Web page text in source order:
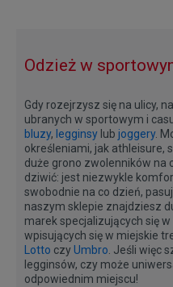
Odzież w
Gdy rozejrzysz się na ulicy,
ubranych w sportowym i
bluzy, legginsy lub joggery.
określeniami, jak athleisure,
duże grono zwolenników na
dziwić: jest niezwykle
swobodnie na co dzień,
naszym sklepie znajdziesz
marek specjalizujących się
wpisujących się w miejskie
Lotto czyUmbro. Jeśli więc
legginsów, czy może
odpowiednim miejscu!